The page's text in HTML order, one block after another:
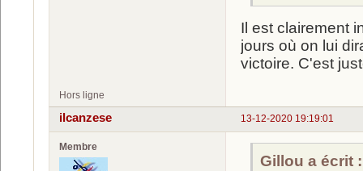
Il est clairement
jours où on lui
victoire. C'est
Hors ligne
13-12-2020 19:19:01
ilcanzese
Membre
Gillou a écrit :